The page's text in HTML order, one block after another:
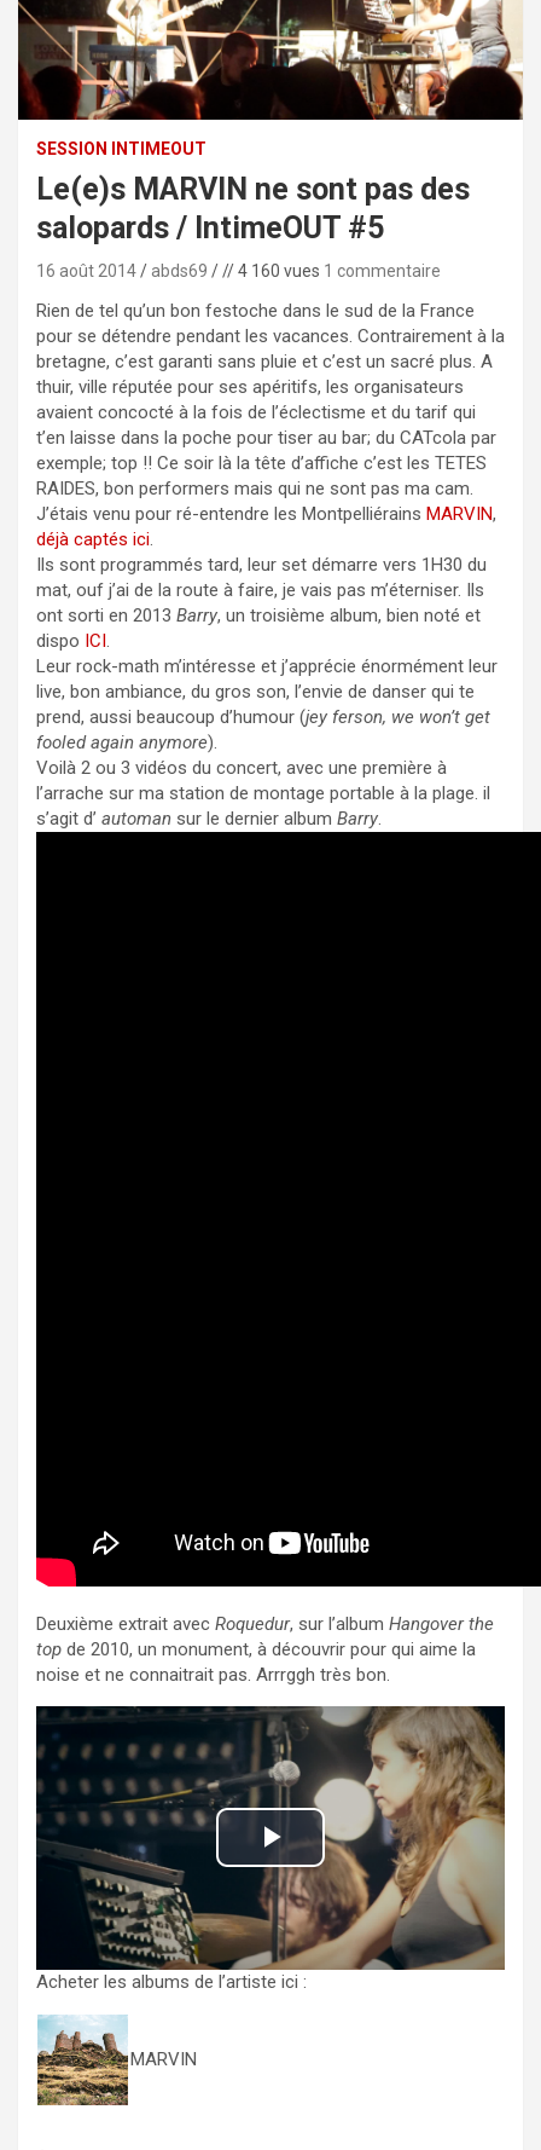
SESSION INTIMEOUT
Le(e)s MARVIN ne sont pas des
salopards / IntimeOUT #5
16 août 2014 abds69 // 4 160 vues 1 commentaire
Rien de tel qu’un bon festoche dans le sud de la France
pour se détendre pendant les vacances. Contrairement à la
bretagne, c’est garanti sans pluie et c’est un sacré plus. A
thuir, ville réputée pour ses apéritifs, les organisateurs
avaient concocté à la fois de l’éclectisme et du tarif qui
t’en laisse dans la poche pour tiser au bar; du CATcola par
exemple; top !! Ce soir là la tête d’affiche c’est les TETES
RAIDES, bon performers mais qui ne sont pas ma cam.
J’étais venu pour ré-entendre les Montpelliérains MARVIN,
déjà captés ici.
Ils sont programmés tard, leur set démarre vers 1H30 du
mat, ouf j’ai de la route à faire, je vais pas m’éterniser. Ils
ont sorti en 2013 Barry, un troisième album, bien noté et
dispo ICI.
Leur rock-math m’intéresse et j’apprécie énormément leur
live, bon ambiance, du gros son, l’envie de danser qui te
prend, aussi beaucoup d’humour (jey ferson, we won’t get
fooled again anymore).
Voilà 2 ou 3 vidéos du concert, avec une première à
l’arrache sur ma station de montage portable à la plage. il
s’agit d’ automan sur le dernier album Barry.
Deuxième extrait avec Roquedur, sur l’album Hangover the
top de 2010, un monument, à découvrir pour qui aime la
noise et ne connaitrait pas. Arrrggh très bon.
P
l
a
Acheter les albums de l’artiste ici :
MARVIN